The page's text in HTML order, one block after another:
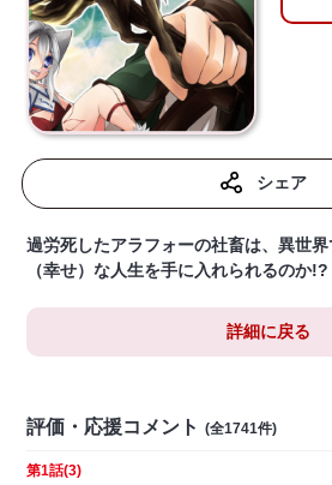
シェア
過労死したアラフォーの社畜は、異世
（幸せ）な人生を手に入れられるのか!?
詳細に戻る
評価・応援コメント (全1741件)
第1話(3)